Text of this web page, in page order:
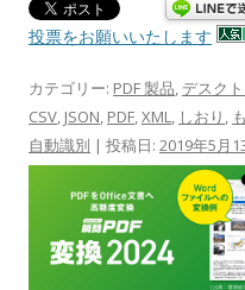
投票をお願いいたします
カテゴリー: PDF 製品, デスク
CSV, JSON, PDF,XML, しおり ,
自動識別 | 投稿日: 2019年5月